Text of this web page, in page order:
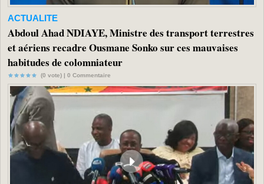
ACTUALITE
Abdoul Ahad NDIAYE, Ministre des transport terrestres
et aériens recadre Ousmane Sonko sur ces mauvaises
habitudes de colomniateur
(0 vote) | 0 Commentaire